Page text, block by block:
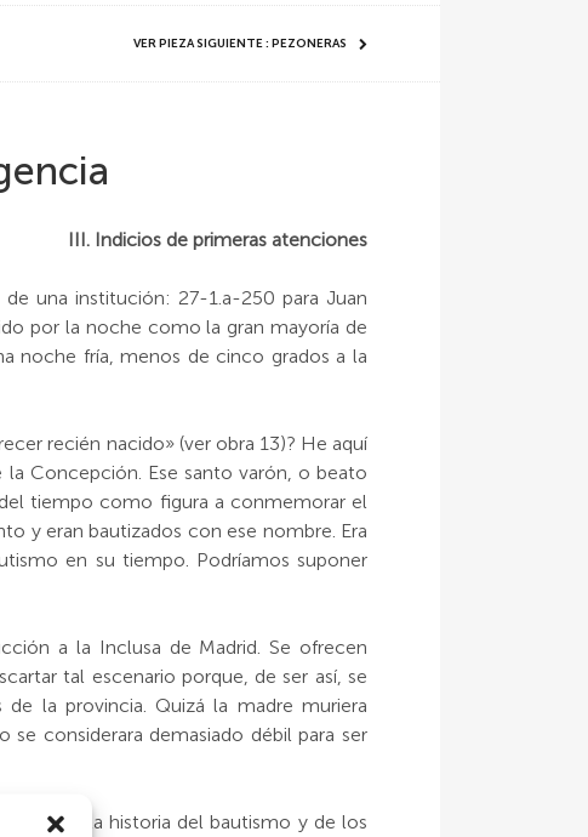
VER PIEZA SIGUIENTE : PEZONERAS
III. Indicios de primeras atenciones
una institución: 27-1.a-250 para Juan
por la noche como la gran mayoría de
noche fría, menos de cinco grados a la
recién nacido» (ver obra 13)? He aquí
Concepción. Ese santo varón, o beato
tiempo como figura a conmemorar el
y eran bautizados con ese nombre. Era
en su tiempo. Podríamos suponer
a la Inclusa de Madrid. Se ofrecen
tal escenario porque, de ser así, se
la provincia. Quizá la madre muriera
considerara demasiado débil para ser
estudiado la historia del bautismo y de los